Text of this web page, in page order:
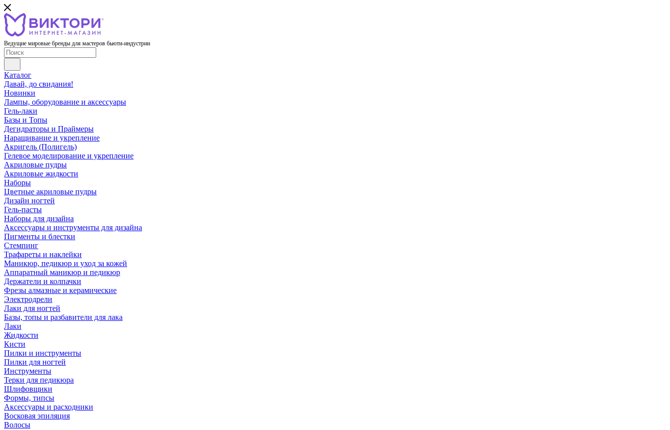
Ведущие мировые бренды для мастеров бьюти-индустрии
Каталог
Давай, до свидания!
Новинки
Лампы, оборудование и аксессуары
Гель-лаки
Базы и Топы
Дегидраторы и Праймеры
Наращивание и укрепление
Акригель (Полигель)
Гелевое моделирование и укрепление
Акриловые пудры
Акриловые жидкости
Наборы
Цветные акриловые пудры
Дизайн ногтей
Гель-пасты
Наборы для дизайна
Аксессуары и инструменты для дизайна
Пигменты и блестки
Стемпинг
Трафареты и наклейки
Маникюр, педикюр и уход за кожей
Аппаратный маникюр и педикюр
Держатели и колпачки
Фрезы алмазные и керамические
Электродрели
Лаки для ногтей
Базы, топы и разбавители для лака
Лаки
Жидкости
Кисти
Пилки и инструменты
Пилки для ногтей
Инструменты
Терки для педикюра
Шлифовщики
Формы, типсы
Аксессуары и расходники
Восковая эпиляция
Волосы